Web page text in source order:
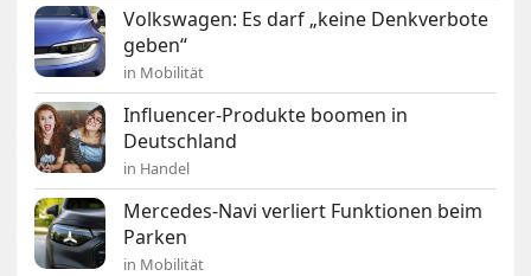
Volkswagen: Es darf „keine Denkverbote
geben“
in Mobilität
Influencer-Produkte boomen in
Deutschland
in Handel
Mercedes-Navi verliert Funktionen beim
Parken
in Mobilität